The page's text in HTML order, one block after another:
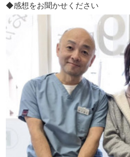
◆感想をお聞かせください